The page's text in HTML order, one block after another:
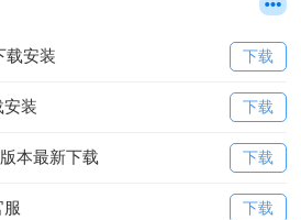
载安装 下载
安装 下载
本最新下载 下载
服 下载